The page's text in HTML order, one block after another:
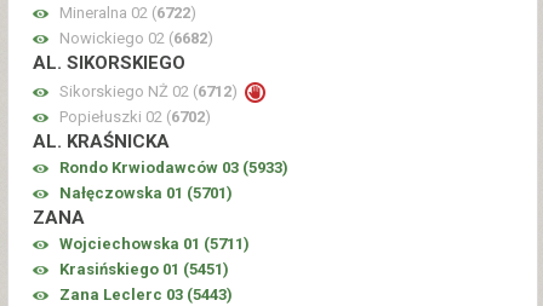
Mineralna 02 (6722)
Nowickiego 02 (6682)
AL. SIKORSKIEGO
Sikorskiego NŻ 02 (6712)
Popiełuszki 02 (6702)
AL. KRAŚNICKA
Rondo Krwiodawców 03 (5933)
Nałęczowska 01 (5701)
ZANA
Wojciechowska 01 (5711)
Krasińskiego 01 (5451)
Zana Leclerc 03 (5443)